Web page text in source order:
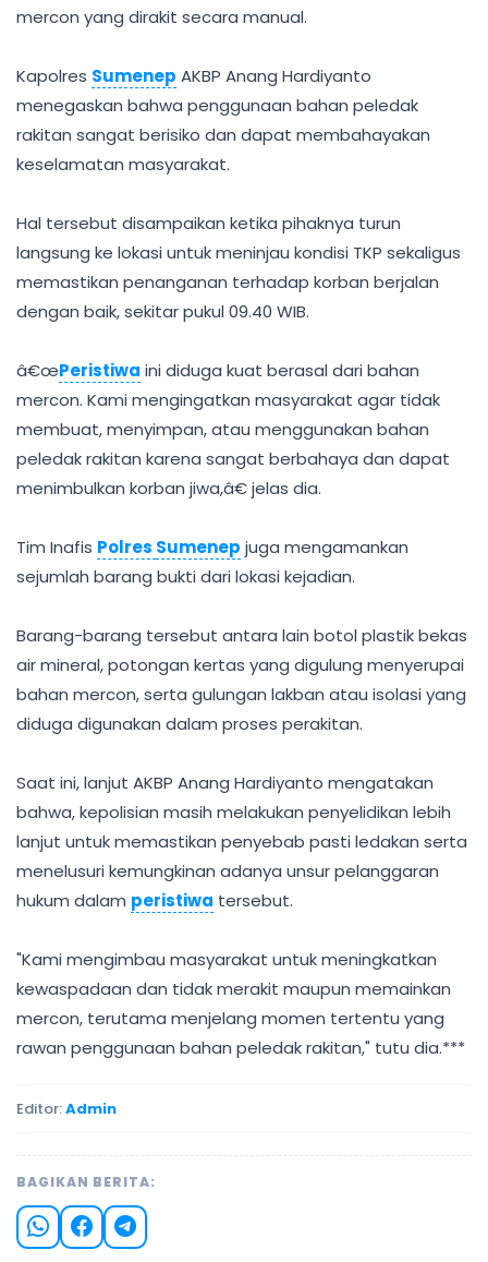
mercon yang dirakit secara manual.
Kapolres Sumenep AKBP Anang Hardiyanto
menegaskan bahwa penggunaan bahan peledak
rakitan sangat berisiko dan dapat membahayakan
keselamatan masyarakat.
Hal tersebut disampaikan ketika pihaknya turun
langsung ke lokasi untuk meninjau kondisi TKP sekaligus
memastikan penanganan terhadap korban berjalan
dengan baik, sekitar pukul 09.40 WIB.
â€œPeristiwa ini diduga kuat berasal dari bahan
mercon. Kami mengingatkan masyarakat agar tidak
membuat, menyimpan, atau menggunakan bahan
peledak rakitan karena sangat berbahaya dan dapat
menimbulkan korban jiwa,â€ jelas dia.
Tim Inafis Polres Sumenep juga mengamankan
sejumlah barang bukti dari lokasi kejadian.
Barang-barang tersebut antara lain botol plastik bekas
air mineral, potongan kertas yang digulung menyerupai
bahan mercon, serta gulungan lakban atau isolasi yang
diduga digunakan dalam proses perakitan.
Saat ini, lanjut AKBP Anang Hardiyanto mengatakan
bahwa, kepolisian masih melakukan penyelidikan lebih
lanjut untuk memastikan penyebab pasti ledakan serta
menelusuri kemungkinan adanya unsur pelanggaran
hukum dalam peristiwa tersebut.
"Kami mengimbau masyarakat untuk meningkatkan
kewaspadaan dan tidak merakit maupun memainkan
mercon, terutama menjelang momen tertentu yang
rawan penggunaan bahan peledak rakitan," tutu dia.***
Editor:Admin
BAGIKAN BERITA: